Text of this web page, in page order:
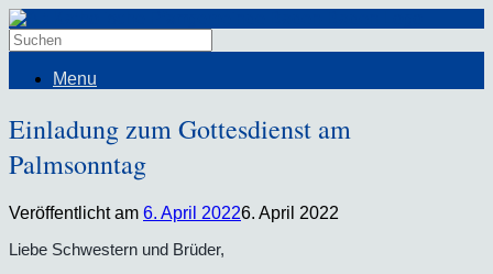
Menu
Einladung zum Gottesdienst am
Palmsonntag
Veröffentlicht am 6. April 20226. April 2022
Liebe Schwestern und Brüder,